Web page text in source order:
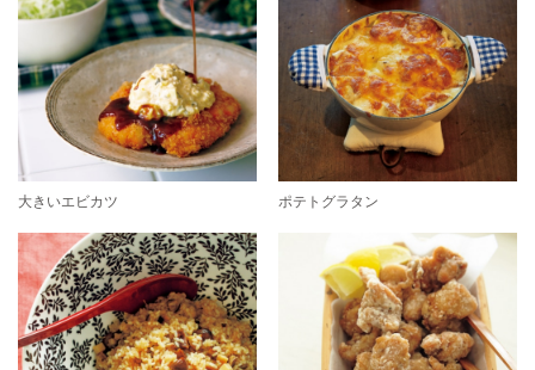
大きいエビカツ ポテトグラタン